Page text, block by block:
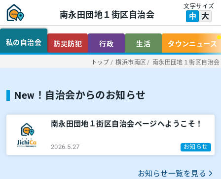
南永田団地１街区自治会
文字サイズ
中 大
私の自治会 防災防犯 行政 生活 タウンニュース
トップ / 横浜市南区 / 南永田団地１街区自治会
New！自治会からのお知らせ
南永田団地１街区自治会ページへようこそ！
2026.5.27 お知らせ
お知らせ一覧を見る